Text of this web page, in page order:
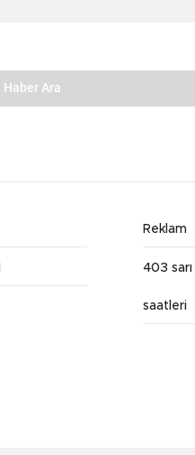
Reklam
403
saatleri